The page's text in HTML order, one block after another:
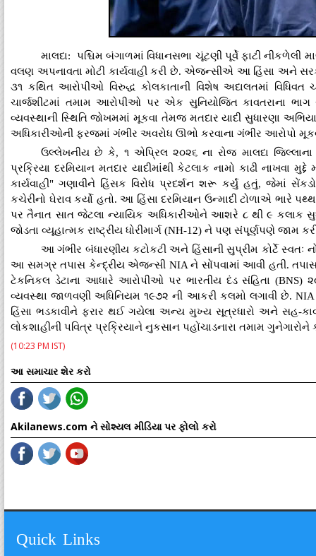
માલદા: પશ્ચિમ બંગાળમાં વિધાનસભા ચૂંટણી પૂર્વે ફાટી નીકળેલી
વલણ અપનાવતા મોટી કાર્યવાહી કરી છે. એજન્સીએ આ હિંસા અને
૩૧ કથિત આરોપીઓ વિરુદ્ધ કોલકાતાની વિશેષ અદાલતમાં
ચાર્જશીટમાં તમામ આરોપીઓ પર એક સુનિયોજિત કાવતરાના
વ્યવસ્થાની સ્થિતિ જોખમમાં મૂકવા તેમજ મતદાર યાદી સુધારણા
અધિકારીઓની ફરજમાં ગંભીર અવરોધ ઊભો કરવાના ગંભીર આરોપો
ઉલ્લેખનીય છે કે, ૧ એપ્રિલ ૨૦૨૬ ના રોજ માલદા જિલ્લાના
પ્રક્રિયા દરમિયાન મતદાર યાદીમાંથી કેટલાક નામો કાઢી નાખવા
કાર્યવાહી" ગણાવીને હિંસક વિરોધ પ્રદર્શન શરૂ કર્યું હતું, જેમાં
કચેરીનો ઘેરાવ કર્યો હતો. આ હિંસા દરમિયાન ઉન્માદી ટોળાએ ભારે
પર તૈનાત સાત જેટલા ન્યાયિક અધિકારીઓને આશરે ૮ થી ૯ કલાક
જોડતા વ્યૂહાત્મક રાષ્ટ્રીય ધોરીમાર્ગ (NH-12) ને પણ સંપૂર્ણપણે જામ કરી
આ ગંભીર બંધારણીય કટોકટી અને હિંસાની સુપ્રીમ કોર્ટે
આ સમગ્ર તપાસ કેન્દ્રીય એજન્સી NIA ને સોંપવામાં આવી હતી. તપાસ
ટેકનિકલ ડેટાના આધારે આરોપીઓ પર ભારતીય દંડ સંહિતા (BNS)
વ્યવસ્થા જાળવણી અધિનિયમ ૧૯૭૨ ની આકરી કલમો લગાવી છે.
હિંસા ભડકાવીને ફરાર થઈ ગયેલા અન્ય મુખ્ય સૂત્રધારો અને સહ-
લોકશાહીની પવિત્ર પ્રક્રિયાને નુકસાન પહોંચાડનારા તમામ
(10:23 PM IST)
આ સમાચાર શેર કરો
Akilanews.com ને સોશ્યલ મીડિયા પર ફોલો કરો
Quick Links